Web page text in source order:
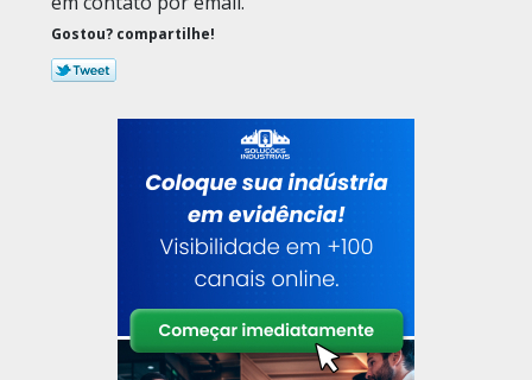
Gostou? compartilhe!